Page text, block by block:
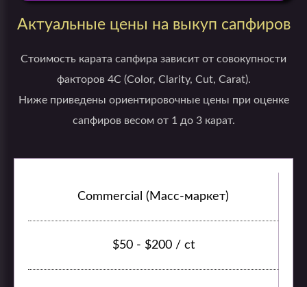
Актуальные цены на выкуп сапфиров
Стоимость карата сапфира зависит от совокупности
факторов 4C (Color, Clarity, Cut, Carat).
Ниже приведены ориентировочные цены при оценке
сапфиров весом от 1 до 3 карат.
Commercial (Масс-маркет)
$50 - $200 / ct